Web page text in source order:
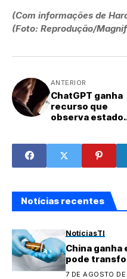
(Com informações de
(Foto: Reprodução/
ANTERIOR
ChatGPT ganha
recurso que
observa estado
Notícias recentes
NotíciasTI
China
pode
7 DE AGOSTO